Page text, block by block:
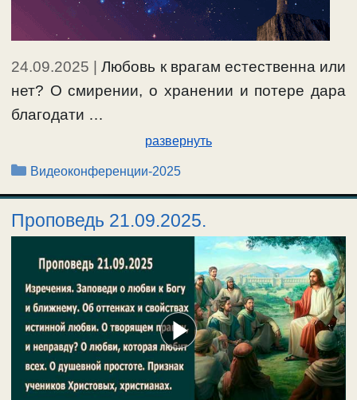
24.09.2025 |Любовь к врагам естественна или
нет? О смирении, о хранении и потере дара
благодати …
развернуть
Рубрики
Видеоконференции-2025
Проповедь 21.09.2025.